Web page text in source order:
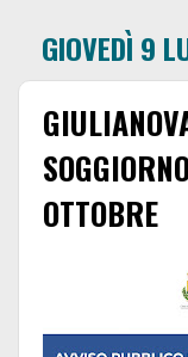
GIOVEDÌ 9
OTTOBRE